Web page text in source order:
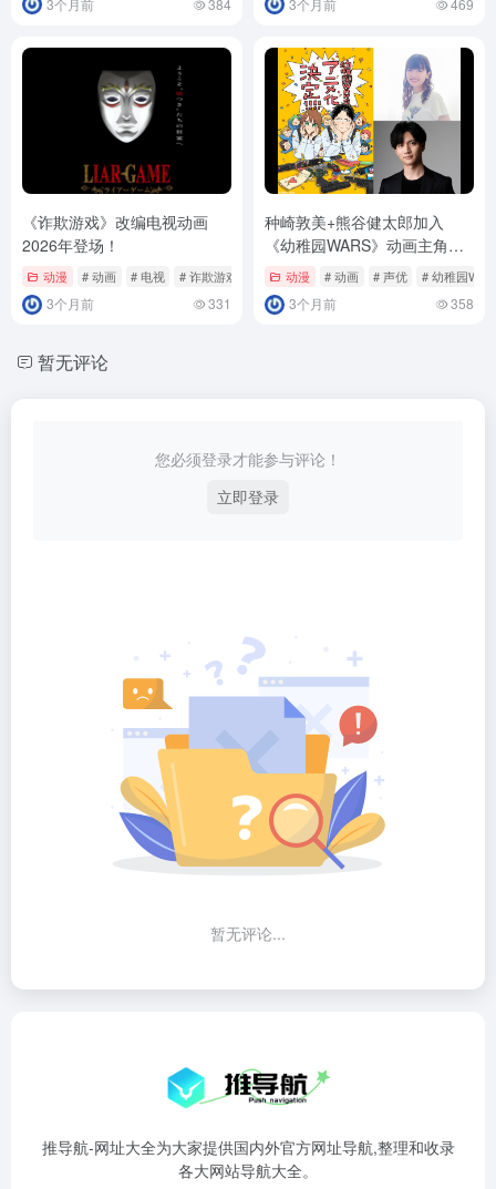
《诈欺游戏》改编电视动画
2026年登场！
动漫 # 动画 # 电视 # 诈欺游戏
3个月前 331
种崎敦美+熊谷健太郎加入
《幼稚园WARS》动画主角声
优阵容！
动漫 # 动画 # 声优 # 幼稚园
3个月前 358
暂无评论
您必须登录才能参与评论！
立即登录
暂无评论...
推导航-网址大全为大家提供国内外官方网址导航,整理和收录
各大网站导航大全。